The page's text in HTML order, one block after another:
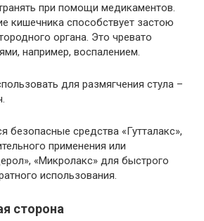
при помощи медикаментов.
кишечника способствует застою
органа. Это чревато
например, воспалением.
для размягчения стула –
безопасные средства «Гутталакс»,
применения или
«Микролакс» для быстрого
использования.
сторона